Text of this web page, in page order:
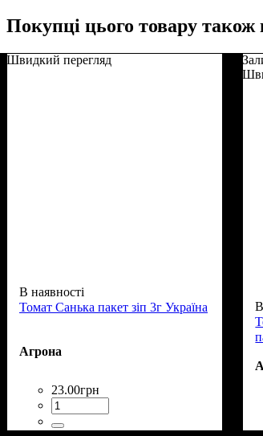
Покупці цього товару
Швидкий перегляд
В наявності
Томат Санька пакет зіп 3г Україна
Агрона
23.00грн